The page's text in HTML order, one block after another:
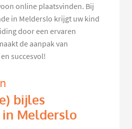
online plaatsvinden. Bij
in Melderslo krijgt uw kind
door een ervaren
de aanpak van
succesvol!
bijles
in Melderslo